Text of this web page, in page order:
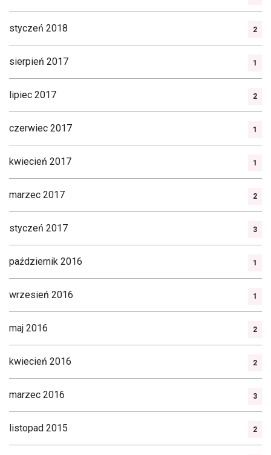
styczeń 2018 2
sierpień 2017 1
lipiec 2017 2
czerwiec 2017 1
kwiecień 2017 1
marzec 2017 2
styczeń 2017 3
październik 2016 1
wrzesień 2016 1
maj 2016 2
kwiecień 2016 2
marzec 2016 3
listopad 2015 2